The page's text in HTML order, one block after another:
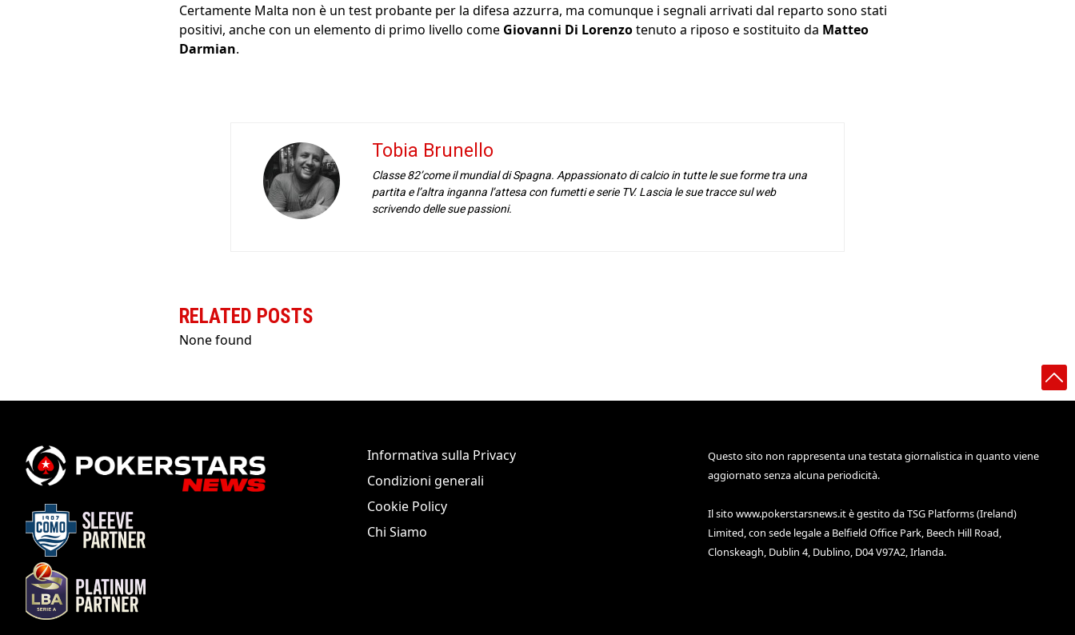
Certamente Malta non è un test probante per la difesa azzurra, ma comunque i segnali arrivati dal reparto sono stati
positivi, anche con un elemento di primo livello come Giovanni Di Lorenzotenuto a riposo e sostituito da Matteo
Darmian.
Tobia Brunello
Classe 82’come il mundial di Spagna. Appassionato di calcio in tutte le sue forme tra una
partita e l’altra inganna l’attesa con fumetti e serie TV. Lascia le sue tracce sul web
scrivendo delle sue passioni.
RELATED POSTS
None found
Informativa sulla Privacy
Condizioni generali
Cookie Policy
Chi Siamo
Questo sito non rappresenta una testata giornalistica in quanto viene
aggiornato senza alcuna periodicità.
Il sitowww.pokerstarsnews.itè gestito da TSG Platforms (Ireland)
Limited, con sede legale a Belfield Office Park, Beech Hill Road,
Clonskeagh, Dublin 4, Dublino, D04 V97A2, Irlanda.